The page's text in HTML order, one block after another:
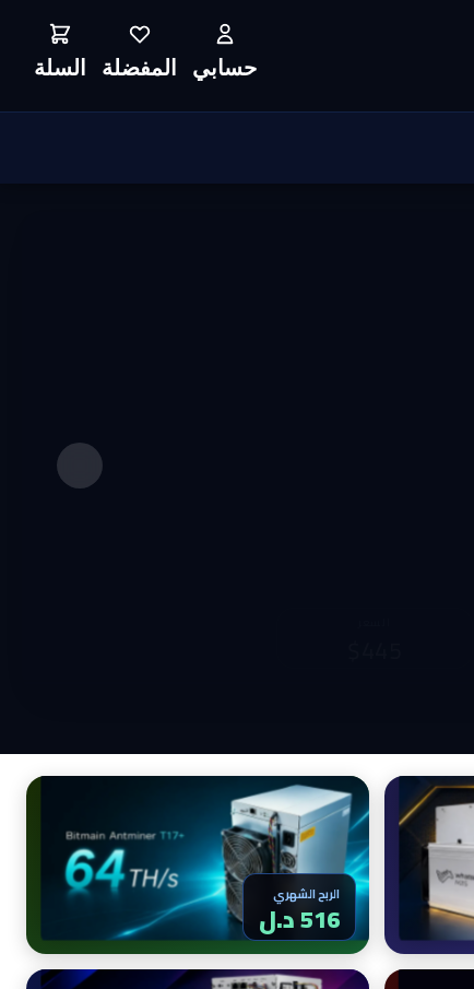
حسابي المفضلة السلة
الربح الشهري
516 د.ل